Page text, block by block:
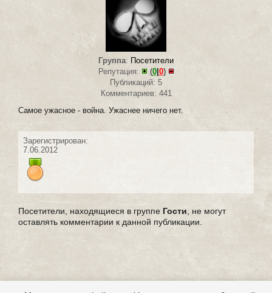
Группа: Посетители
Репутация:
(0| 0)
Публикаций: 5
Комментариев: 441
Самое ужасное - война. Ужаснее ничего нет.
Зарегистрирован:
7.06.2012
Посетители, находящиеся в группе Гости , не могут
оставлять комментарии к данной публикации.